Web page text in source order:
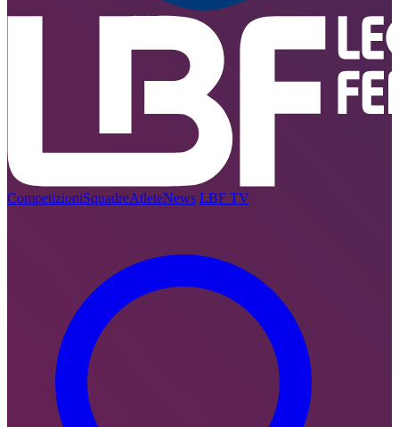
CompetizioniSquadreAtleteNews LBF TV